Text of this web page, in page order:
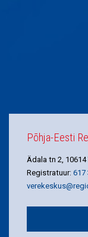
Põhja-Eesti
Ädala tn 2, 10614
Registratuur: 617